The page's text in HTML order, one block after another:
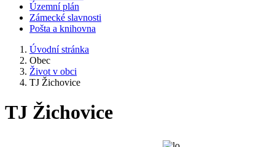
Územní plán
Zámecké slavnosti
Pošta a knihovna
Úvodní stránka
Obec
Život v obci
TJ Žichovice
TJ Žichovice